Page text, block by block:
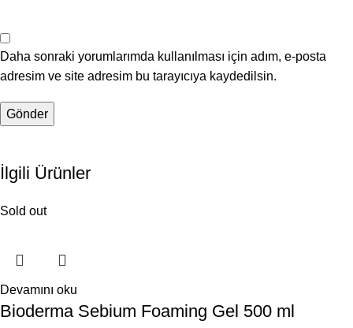
Daha sonraki yorumlarımda kullanılması için adım, e-posta
adresim ve site adresim bu tarayıcıya kaydedilsin.
İlgili Ürünler
Sold out
Devamını oku
Bioderma Sebium Foaming Gel 500 ml